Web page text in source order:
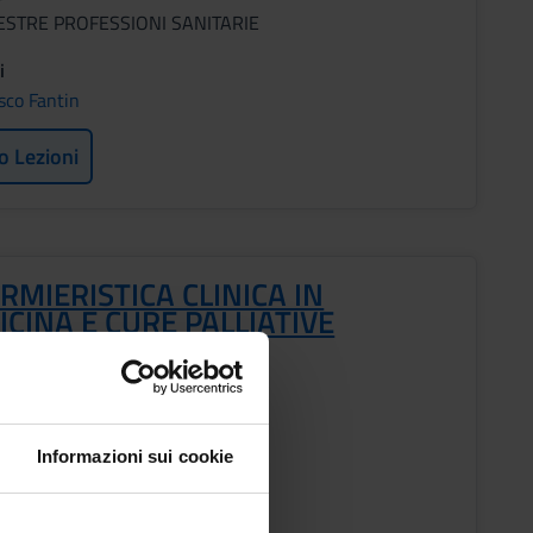
Informazioni sui cookie
PROFESSIONI SANITARIE
Fantin
Lezioni
CLINICA IN
E CURE PALLIATIVE